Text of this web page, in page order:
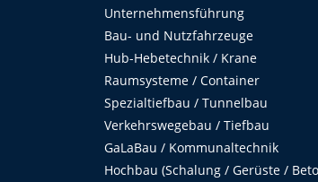
Unternehmensführung
Bau- und Nutzfahrzeuge
Hub-Hebetechnik / Krane
Raumsysteme / Container
Spezialtiefbau / Tunnelbau
Verkehrswegebau / Tiefbau
GaLaBau / Kommunaltechnik
Hochbau (Schalung / Gerüste /